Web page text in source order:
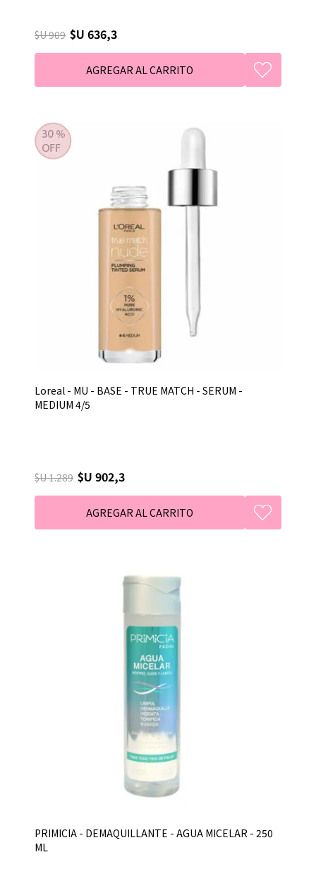
$U 909 $U 636,3
Loreal - MU - BASE - TRUE MATCH - SERUM -
MEDIUM 4/5
$U 1.289 $U 902,3
PRIMICIA - DEMAQUILLANTE - AGUA MICELAR - 250
ML